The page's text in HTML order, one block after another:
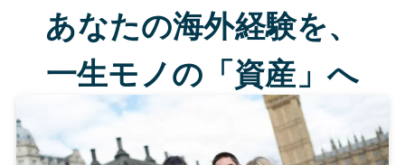
あなたの海外経験を、
一生モノの「資産」へ